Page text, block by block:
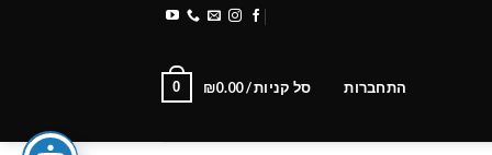
התחברות סל קניות / ₪0.00
0